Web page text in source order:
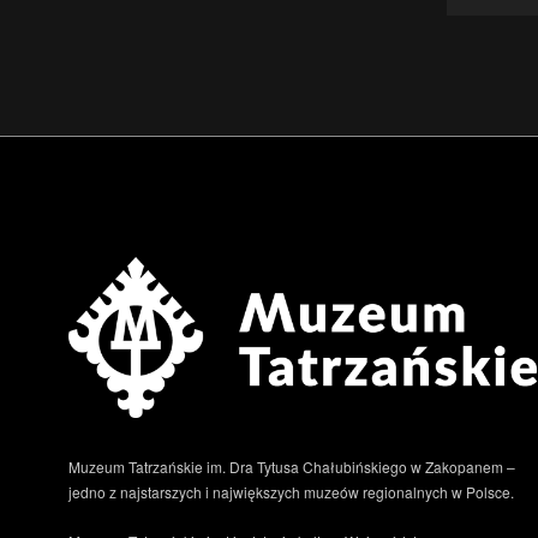
Muzeum Tatrzańskie im. Dra Tytusa Chałubińskiego w Zakopanem –
jedno z najstarszych i największych muzeów regionalnych w Polsce.